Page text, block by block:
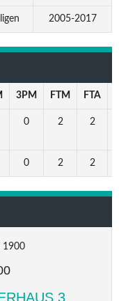
2005-2017
3PM FTM FTA
0 2 2
0 2 2
1900
3